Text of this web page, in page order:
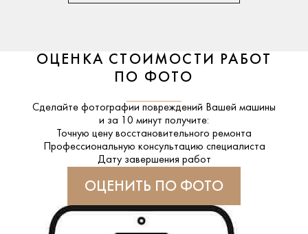
ОЦЕНКА СТОИМОСТИ РАБОТ
ПО ФОТО
Сделайте фотографии повреждений Вашей машины
и за 10 минут получите:
Точную цену восстановительного ремонта
Профессиональную консультацию специалиста
Дату завершения работ
ОЦЕНИТЬ ПО ФОТО